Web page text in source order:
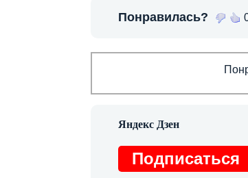
Понравилась?
Подписаться